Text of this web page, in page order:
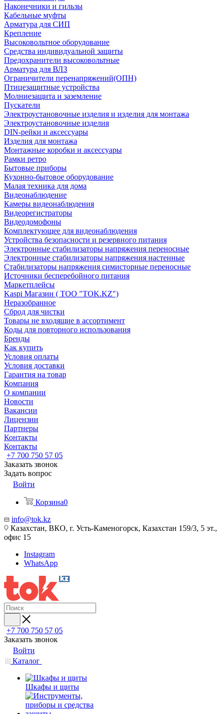
Наконечники и гильзы
Кабельные муфты
Арматура для СИП
Крепление
Высоковольтное оборудование
Средства индивидуальной защиты
Предохранители высоковольтные
Арматура для ВЛЗ
Ограничители перенапряжений(ОПН)
Птицезащитные устройства
Молниезащита и заземление
Пускатели
Электроустановочные изделия и изделия для монтажа
Электроустановочные изделия
DIN-рейки и аксессуары
Изделия для монтажа
Монтажные коробки и аксессуары
Рамки ретро
Бытовые приборы
Кухонно-бытовое оборудование
Малая техника для дома
Видеонаблюдение
Камеры видеонаблюдения
Видеорегистраторы
Видеодомофоны
Комплектующее для видеонаблюдения
Устройства безопасности и резервного питания
Электронные стабилизаторы напряжения переносные
Электронные стабилизаторы напряжения настенные
Стабилизаторы напряжения симисторные переносные
Источники бесперебойного питания
Маркетплейсы
Kaspi Магазин ( ТОО "TOK.KZ")
Неразобранное
Сброд для чистки
Товары не входящие в ассортимент
Коды для повторного использования
Бренды
Как купить
Условия оплаты
Условия доставки
Гарантия на товар
Компания
О компании
Новости
Вакансии
Лицензии
Партнеры
Контакты
Контакты
+7 700 750 57 05
Заказать звонок
Задать вопрос
Войти
Корзина0
info@tok.kz
Казахстан, ВКО, г. Усть-Каменогорск, Казахстан 159/3, 5 эт.,
офис 15
Instagram
WhatsApp
+7 700 750 57 05
Заказать звонок
Войти
Каталог
Шкафы и щиты